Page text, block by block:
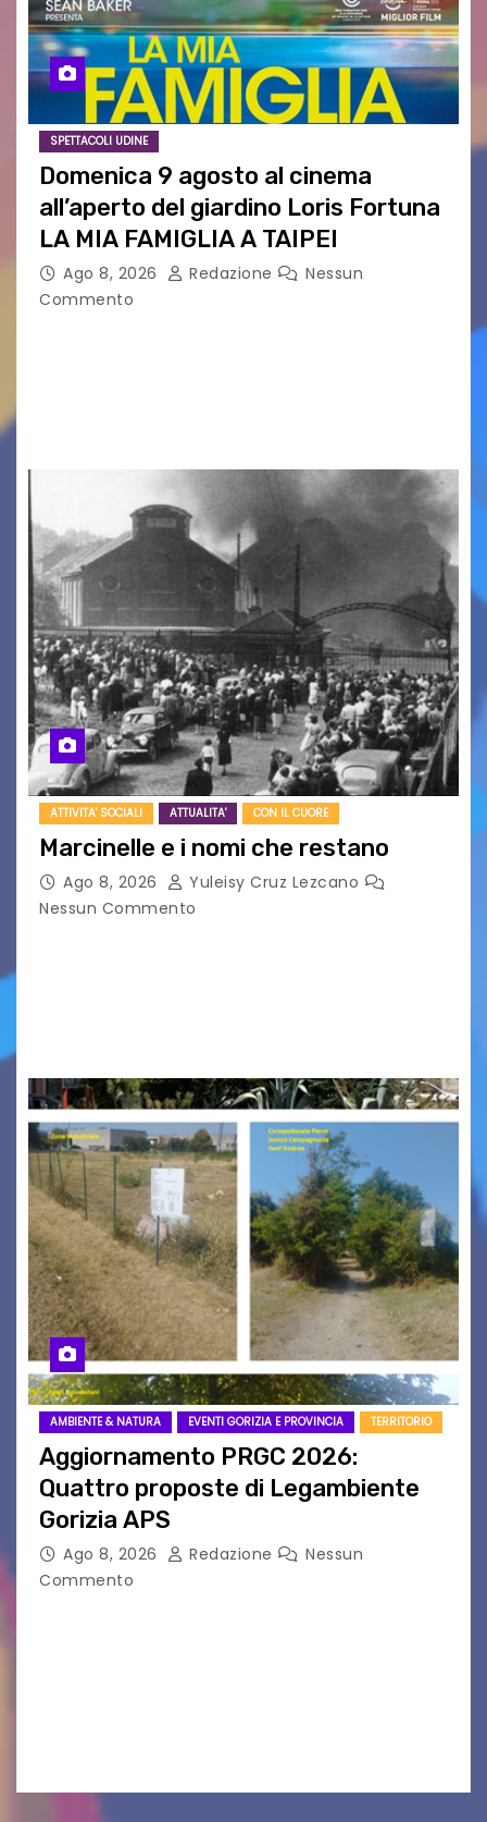
SPETTACOLI UDINE
Domenica 9 agosto al cinema
all’aperto del giardino Loris Fortuna
LA MIA FAMIGLIA A TAIPEI
Ago 8, 2026 Redazione
Nessun
Commento
ATTIVITA' SOCIALI ATTUALITA' CON IL CUORE
Marcinelle e i nomi che restano
Ago 8, 2026
Yuleisy Cruz Lezcano
Nessun Commento
AMBIENTE & NATURA EVENTI GORIZIA E PROVINCIA TERRITORIO
Aggiornamento PRGC 2026:
Quattro proposte di Legambiente
Gorizia APS
Ago 8, 2026 Redazione
Nessun
Commento